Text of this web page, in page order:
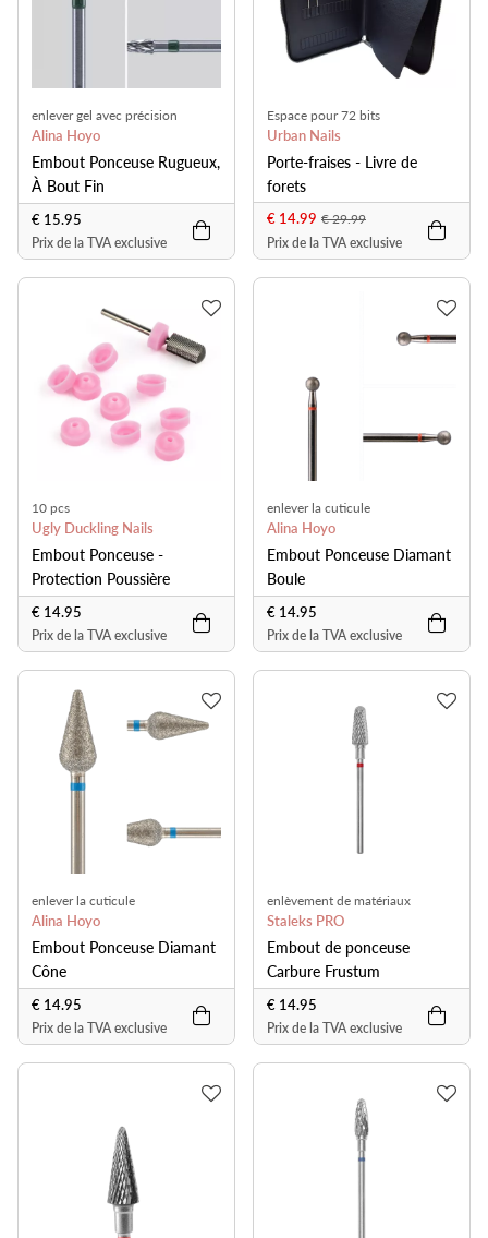
enlever gel avec précision
Alina Hoyo
Embout Ponceuse Rugueux,
À Bout Fin
€ 15.95
Prix de la TVA exclusive
Espace pour 72 bits
Urban Nails
Porte-fraises - Livre de
forets
€ 14.99 € 29.99
Prix de la TVA exclusive
10 pcs
Ugly Duckling Nails
Embout Ponceuse -
Protection Poussière
€ 14.95
Prix de la TVA exclusive
enlever la cuticule
Alina Hoyo
Embout Ponceuse Diamant
Boule
€ 14.95
Prix de la TVA exclusive
enlever la cuticule
Alina Hoyo
Embout Ponceuse Diamant
Cône
€ 14.95
Prix de la TVA exclusive
enlèvement de matériaux
Staleks PRO
Embout de ponceuse
Carbure Frustum
€ 14.95
Prix de la TVA exclusive